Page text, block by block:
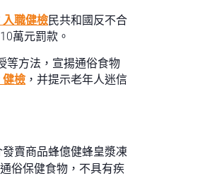
入職健檢民共和國反不合
萬元罰款。
等方法，宣揚通俗食物
健檢 ，并提示老年人迷信
賣商品蜂億健蜂皇漿凍
俗保健食物，不具有疾